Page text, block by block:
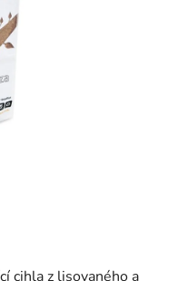
cihla z lisovaného a